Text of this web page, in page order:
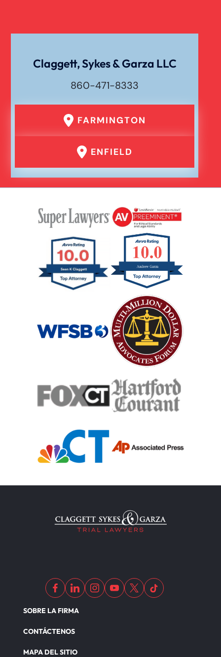
Claggett, Sykes & Garza LLC
860-471-8333
FARMINGTON
ENFIELD
SOBRE LA FIRMA
CONTÁCTENOS
MAPA DEL SITIO